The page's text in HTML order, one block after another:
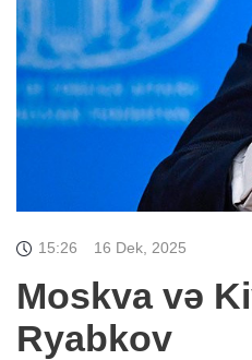
15:26 16 Dek, 2025
Moskva və
Ryabkov